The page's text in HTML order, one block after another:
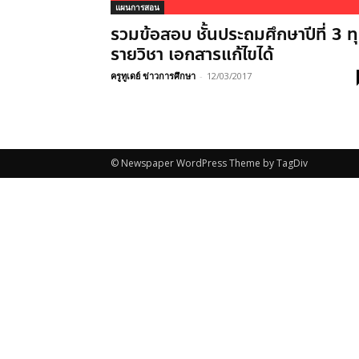
แผนการสอน
รวมข้อสอบ ชั้นประถมศึกษาปีที่ 3
รายวิชา เอกสารแก้ไขได้
ครูทูเดย์ ข่าวการศึกษา - 12/03/2017
© Newspaper WordPress Theme by TagDiv